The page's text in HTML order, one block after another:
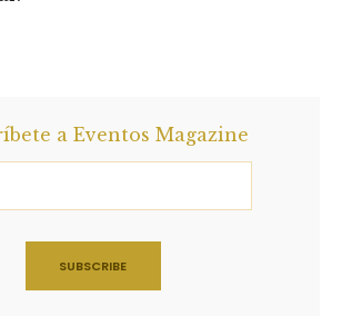
a Eventos Magazine